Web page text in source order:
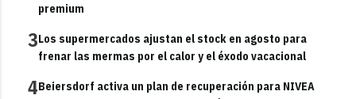
premium
3Los supermercados ajustan el stock en agosto para
frenar las mermas por el calor y el éxodo vacacional
4Beiersdorf activa un plan de recuperación para NIVEA